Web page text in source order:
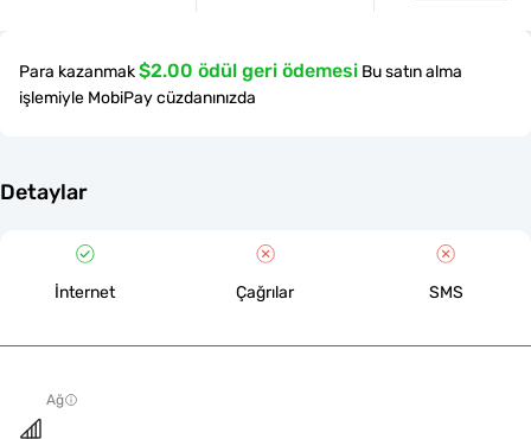
Para kazanmak$2.00 ödül geri ödemesi Bu satın alma
işlemiyle MobiPay cüzdanınızda
Detaylar
İnternet Çağrılar SMS
Ağ